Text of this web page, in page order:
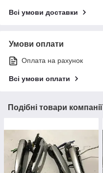
Всі умови доставки
Умови оплати
Оплата на рахунок
Всі умови оплати
Подібні товари компанії